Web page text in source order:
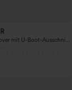
mit U-Boot-Ausschnitt